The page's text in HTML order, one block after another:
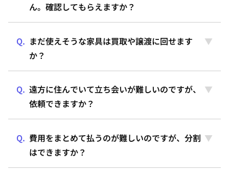
ん。確認してもらえますか？
まだ使えそうな家具は買取や譲渡に回せます
か？
遠方に住んでいて立ち会いが難しいのですが、
依頼できますか？
費用をまとめて払うのが難しいのですが、分割
はできますか？